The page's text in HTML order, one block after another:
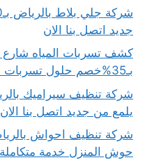
جديد اتصل بنا الان
كشف تسربات المياه
بـ35%خصم حلول تسربات المياه اتصل بنا الان
يلمع من جديد اتصل بنا الان
حوش المنزل خدمة متكاملة